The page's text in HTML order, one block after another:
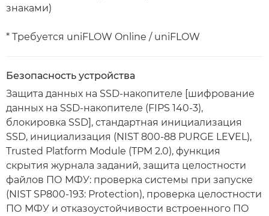
знаками)
* Требуется uniFLOW Online / uniFLOW
Безопасность устройства
Защита данных на SSD-накопителе [шифрование
данных на SSD-накопителе (FIPS 140-3),
блокировка SSD], стандартная инициализация
SSD, инициализация (NIST 800-88 PURGE LEVEL),
Trusted Platform Module (TPM 2.0), функция
скрытия журнала заданий, защита целостности
файлов ПО МФУ: проверка системы при запуске
(NIST SP800-193: Protection), проверка целостности
ПО МФУ и отказоустойчивости встроенного ПО